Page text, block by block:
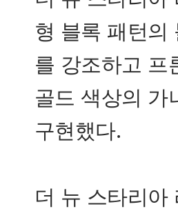
형 블록 패턴의
를 강조하고 프
골드 색상의 가
구현했다.
더 뉴 스타리